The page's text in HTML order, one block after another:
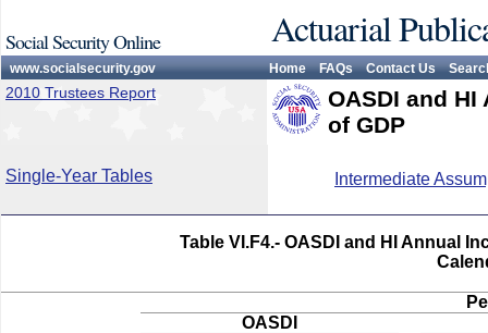
Social Security Online Actuarial
www.socialsecurity.gov Home FAQs Contact Us
2010 Trustees Report
OASDI and
of GDP
Single-Year Tables Intermediate
Table VI.F4.- OASDI and HI Annual
OASDI